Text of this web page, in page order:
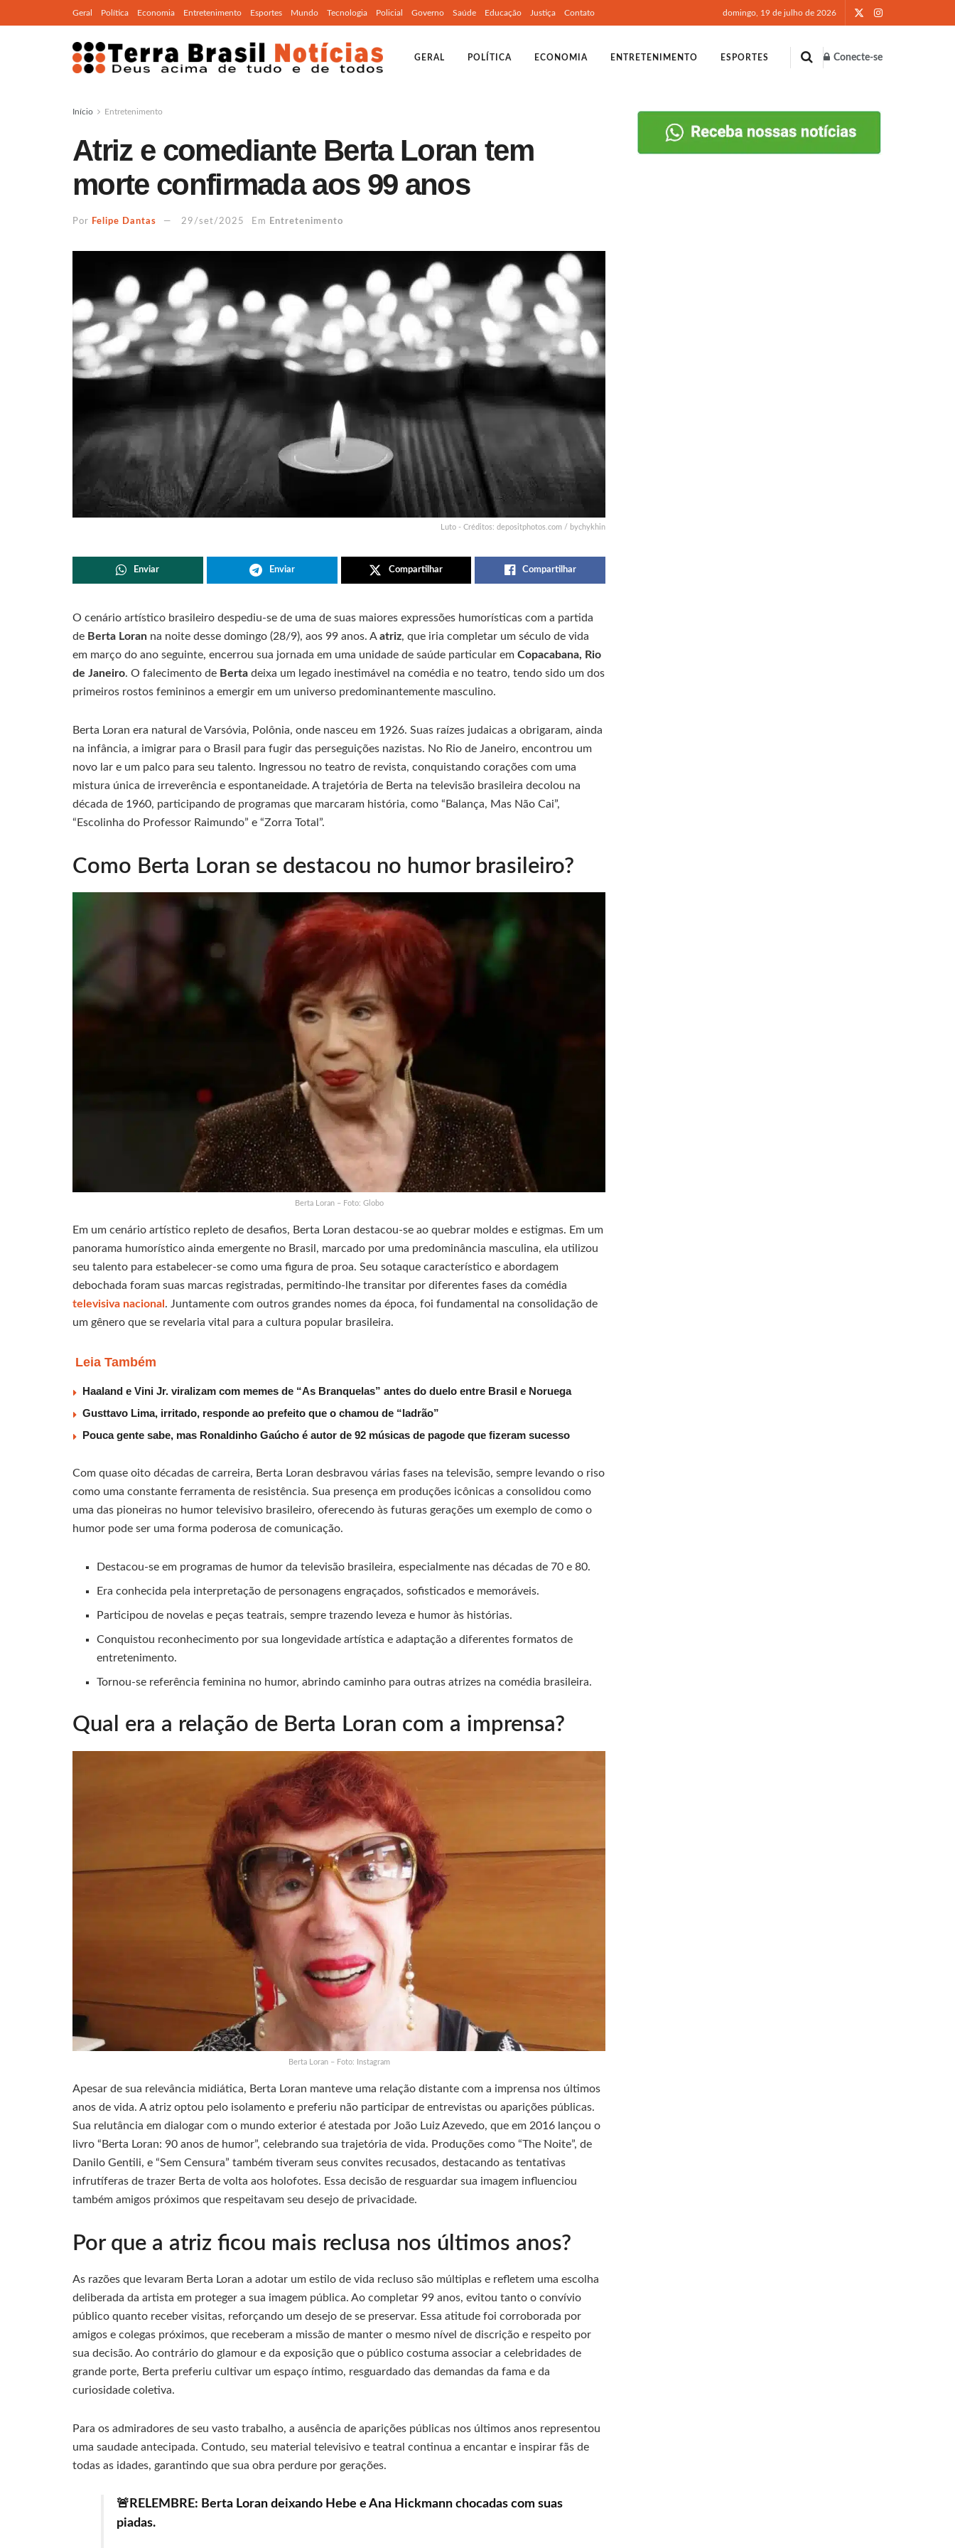
Geral Política Economia Entretenimento Esportes Mundo Tecnologia Policial Governo Saúde Educação Justiça Contato domingo, 19 de julho de 2026
GERAL POLÍTICA ECONOMIA ENTRETENIMENTO ESPORTES Conecte-se
Início Entretenimento
Atriz e comediante Berta Loran tem
morte confirmada aos 99 anos
Por Felipe Dantas 29/set/2025 Em Entretenimento
Luto - Créditos: depositphotos.com / bychykhin
Enviar Enviar Compartilhar Compartilhar
O cenário artístico brasileiro despediu-se de uma de suas maiores expressões humorísticas com a partida
de Berta Loran na noite desse domingo (28/9), aos 99 anos. Aatriz, que iria completar um século de vida
em março do ano seguinte, encerrou sua jornada em uma unidade de saúde particular em Copacabana, Rio
de Janeiro. O falecimento de Berta deixa um legado inestimável na comédia e no teatro, tendo sido um dos
primeiros rostos femininos a emergir em um universo predominantemente masculino.
Berta Loran era natural de Varsóvia, Polônia, onde nasceu em 1926. Suas raízes judaicas a obrigaram, ainda
na infância, a imigrar para o Brasil para fugir das perseguições nazistas. No Rio de Janeiro, encontrou um
novo lar e um palco para seu talento. Ingressou no teatro de revista, conquistando corações com uma
mistura única de irreverência e espontaneidade. A trajetória de Berta na televisão brasileira decolou na
década de 1960, participando de programas que marcaram história, como “Balança, Mas Não Cai”,
“Escolinha do Professor Raimundo” e “Zorra Total”.
Como Berta Loran se destacou no humor brasileiro?
Berta Loran – Foto: Globo
Em um cenário artístico repleto de desafios, Berta Loran destacou-se ao quebrar moldes e estigmas. Em um
panorama humorístico ainda emergente no Brasil, marcado por uma predominância masculina, ela utilizou
seu talento para estabelecer-se como uma figura de proa. Seu sotaque característico e abordagem
debochada foram suas marcas registradas, permitindo-lhe transitar por diferentes fases da comédia
televisiva nacional . Juntamente com outros grandes nomes da época, foi fundamental na consolidação de
um gênero que se revelaria vital para a cultura popular brasileira.
Leia Também
Haaland e Vini Jr. viralizam com memes de “As Branquelas” antes do duelo entre Brasil e Noruega
Gusttavo Lima, irritado, responde ao prefeito que o chamou de “ladrão”
Pouca gente sabe, mas Ronaldinho Gaúcho é autor de 92 músicas de pagode que fizeram sucesso
Com quase oito décadas de carreira, Berta Loran desbravou várias fases na televisão, sempre levando o riso
como uma constante ferramenta de resistência. Sua presença em produções icônicas a consolidou como
uma das pioneiras no humor televisivo brasileiro, oferecendo às futuras gerações um exemplo de como o
humor pode ser uma forma poderosa de comunicação.
Destacou-se em programas de humor da televisão brasileira, especialmente nas décadas de 70 e 80.
Era conhecida pela interpretação de personagens engraçados, sofisticados e memoráveis.
Participou de novelas e peças teatrais, sempre trazendo leveza e humor às histórias.
Conquistou reconhecimento por sua longevidade artística e adaptação a diferentes formatos de
entretenimento.
Tornou-se referência feminina no humor, abrindo caminho para outras atrizes na comédia brasileira.
Qual era a relação de Berta Loran com a imprensa?
Berta Loran – Foto: Instagram
Apesar de sua relevância midiática, Berta Loran manteve uma relação distante com a imprensa nos últimos
anos de vida. A atriz optou pelo isolamento e preferiu não participar de entrevistas ou aparições públicas.
Sua relutância em dialogar com o mundo exterior é atestada por João Luiz Azevedo, que em 2016 lançou o
livro “Berta Loran: 90 anos de humor”, celebrando sua trajetória de vida. Produções como “The Noite”, de
Danilo Gentili, e “Sem Censura” também tiveram seus convites recusados, destacando as tentativas
infrutíferas de trazer Berta de volta aos holofotes. Essa decisão de resguardar sua imagem influenciou
também amigos próximos que respeitavam seu desejo de privacidade.
Por que a atriz ficou mais reclusa nos últimos anos?
As razões que levaram Berta Loran a adotar um estilo de vida recluso são múltiplas e refletem uma escolha
deliberada da artista em proteger a sua imagem pública. Ao completar 99 anos, evitou tanto o convívio
público quanto receber visitas, reforçando um desejo de se preservar. Essa atitude foi corroborada por
amigos e colegas próximos, que receberam a missão de manter o mesmo nível de discrição e respeito por
sua decisão. Ao contrário do glamour e da exposição que o público costuma associar a celebridades de
grande porte, Berta preferiu cultivar um espaço íntimo, resguardado das demandas da fama e da
curiosidade coletiva.
Para os admiradores de seu vasto trabalho, a ausência de aparições públicas nos últimos anos representou
uma saudade antecipada. Contudo, seu material televisivo e teatral continua a encantar e inspirar fãs de
todas as idades, garantindo que sua obra perdure por gerações.
🚨RELEMBRE: Berta Loran deixando Hebe e Ana Hickmann chocadas com suas
piadas.